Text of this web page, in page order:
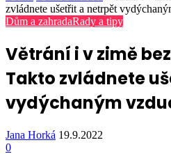
zvládnete ušetřit a netrpět
Dům a zahradaRady a tipy
Větrání i v zimě
Takto zvládnete
vydýchaným
Jana Horká 19.9.2022
0